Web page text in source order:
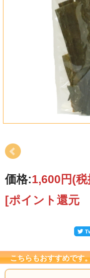
価格:1,600円(
[ポイント還元
こちらもおすすめです